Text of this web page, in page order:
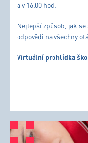
a v 16.00 hod.
Nejlepší způsob, jak se
odpovědi na všechny
Virtuální prohlídka